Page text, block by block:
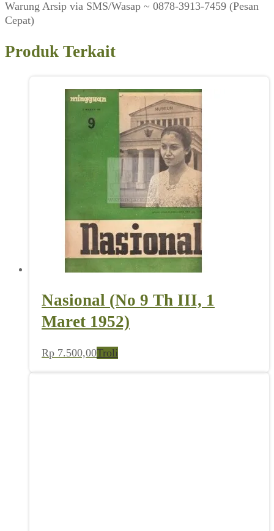
Warung Arsip via SMS/Wasap ~ 0878-3913-7459 (Pesan
Cepat)
Produk Terkait
Nasional (No 9 Th III, 1
Maret 1952)
Rp 7.500,00Troli